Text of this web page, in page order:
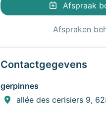
Afspraak
Afspraken
Contactgegevens
gerpinnes
allée des cerisiers 9,